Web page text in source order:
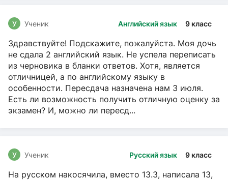
Английский язык 9 класс
У Ученик
Здравствуйте! Подскажите, пожалуйста. Моя дочь
не сдала 2 английский язык. Не успела переписать
из черновика в бланки ответов. Хотя, является
отличницей, а по английскому языку в
особенности. Пересдача назначена нам 3 июля.
Есть ли возможность получить отличную оценку за
экзамен? И, можно ли пересд...
Русский язык 9 класс
У Ученик
На русском накосячила, вместо 13.3, написала 13,